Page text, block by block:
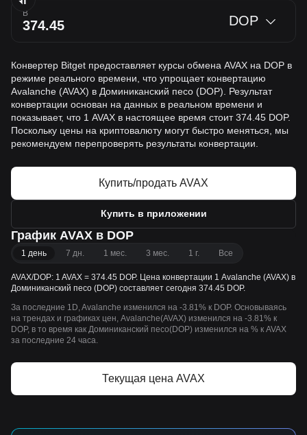
В DOP
Конвертер Bitget предоставляет курсы обмена AVAX на DOP в
режиме реального времени, что упрощает конвертацию
Avalanche (AVAX) в Доминиканский песо (DOP). Результат
конвертации основан на данных в реальном времени и
показывает, что 1 AVAX в настоящее время стоит 374.45 DOP.
Поскольку цены на криптовалюту могут быстро меняться, мы
рекомендуем перепроверять результаты конвертации.
Купить/продать AVAX
Купить в приложении
График AVAX в DOP
1 день 7 дн. 1 мес. 3 мес. 1 г. Все
AVAX/DOP: 1 AVAX = 374.45 DOP. Цена конвертации 1 Avalanche (AVAX) в
Доминиканский песо (DOP) составляет сегодня 374.45 DOP.
За последние 1D, Avalanche изменился на -3.81% к DOP. Основываясь
на трендах и графиках цен, Avalanche(AVAX) изменился на -3.81% к
DOP, в то время как Доминиканский песо(DOP) изменился на % к AVAX
за последние 24 часа.
Текущая цена AVAX